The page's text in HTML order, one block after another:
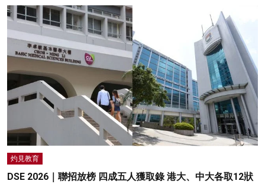
灼見教育
DSE 2026｜聯招放榜 四成五人獲取錄 港大、中大各取12狀